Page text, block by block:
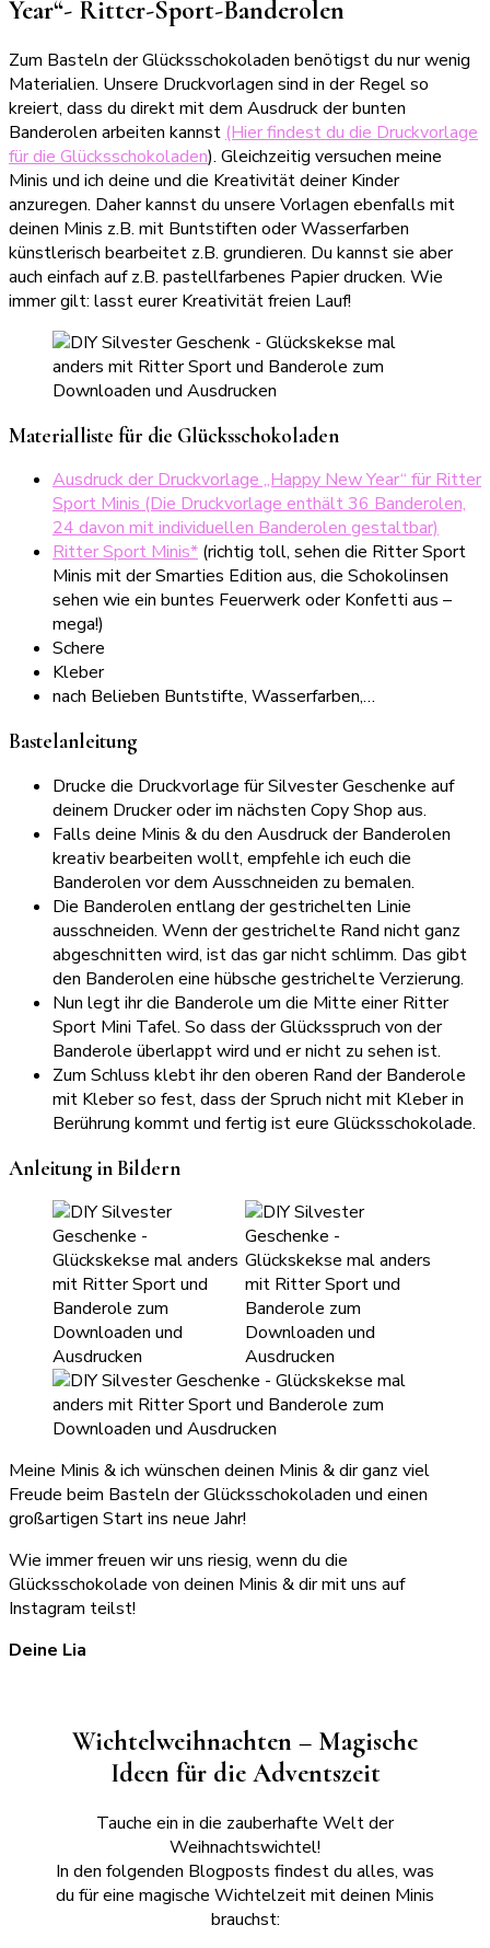
Year“- Ritter-Sport-Banderolen
Zum Basteln der Glücksschokoladen benötigst du nur wenig
Materialien. Unsere Druckvorlagen sind in der Regel so
kreiert, dass du direkt mit dem Ausdruck der bunten
Banderolen arbeiten kannst (Hier findest du die Druckvorlage
für die Glücksschokoladen). Gleichzeitig versuchen meine
Minis und ich deine und die Kreativität deiner Kinder
anzuregen. Daher kannst du unsere Vorlagen ebenfalls mit
deinen Minis z.B. mit Buntstiften oder Wasserfarben
künstlerisch bearbeitet z.B. grundieren. Du kannst sie aber
auch einfach auf z.B. pastellfarbenes Papier drucken. Wie
immer gilt: lasst eurer Kreativität freien Lauf!
Materialliste für die Glücksschokoladen
Ausdruck der Druckvorlage „Happy New Year“ für Ritter
Sport Minis (Die Druckvorlage enthält 36 Banderolen,
24 davon mit individuellen Banderolen gestaltbar)
Ritter Sport Minis* (richtig toll, sehen die Ritter Sport
Minis mit der Smarties Edition aus, die Schokolinsen
sehen wie ein buntes Feuerwerk oder Konfetti aus –
mega!)
Schere
Kleber
nach Belieben Buntstifte, Wasserfarben,…
Bastelanleitung
Drucke die Druckvorlage für Silvester Geschenke auf
deinem Drucker oder im nächsten Copy Shop aus.
Falls deine Minis & du den Ausdruck der Banderolen
kreativ bearbeiten wollt, empfehle ich euch die
Banderolen vor dem Ausschneiden zu bemalen.
Die Banderolen entlang der gestrichelten Linie
ausschneiden. Wenn der gestrichelte Rand nicht ganz
abgeschnitten wird, ist das gar nicht schlimm. Das gibt
den Banderolen eine hübsche gestrichelte Verzierung.
Nun legt ihr die Banderole um die Mitte einer Ritter
Sport Mini Tafel. So dass der Glücksspruch von der
Banderole überlappt wird und er nicht zu sehen ist.
Zum Schluss klebt ihr den oberen Rand der Banderole
mit Kleber so fest, dass der Spruch nicht mit Kleber in
Berührung kommt und fertig ist eure Glücksschokolade.
Anleitung in Bildern
Meine Minis & ich wünschen deinen Minis & dir ganz viel
Freude beim Basteln der Glücksschokoladen und einen
großartigen Start ins neue Jahr!
Wie immer freuen wir uns riesig, wenn du die
Glücksschokolade von deinen Minis & dir mit uns auf
Instagram teilst!
Deine Lia
Wichtelweihnachten – Magische
Ideen für die Adventszeit
Tauche ein in die zauberhafte Welt der
Weihnachtswichtel!
In den folgenden Blogposts findest du alles, was
du für eine magische Wichtelzeit mit deinen Minis
brauchst: